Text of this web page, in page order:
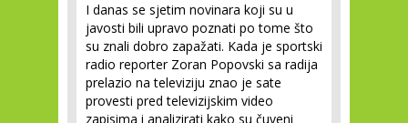
I danas se sjetim novinara koji su u
javosti bili upravo poznati po tome što
su znali dobro zapažati. Kada je sportski
radio reporter Zoran Popovski sa radija
prelazio na televiziju znao je sate
provesti pred televizijskim video
zapisima i analizirati kako su čuveni